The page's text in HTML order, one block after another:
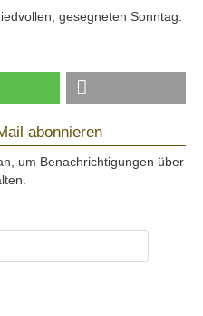
gesegneten Sonntag.
abonnieren
um Benachrichtigungen über